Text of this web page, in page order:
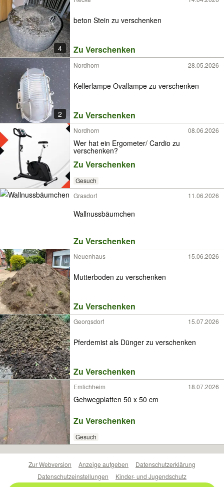
4
beton Stein zu verschenken
Zu Verschenken
2
Nordhorn 28.05.2026
Kellerlampe Ovallampe zu verschenken
Zu Verschenken
Nordhorn 08.06.2026
Wer hat ein Ergometer/ Cardio zu
verschenken?
Zu Verschenken
Gesuch
Grasdorf
11.06.2026
Wallnussbäumchen
Zu Verschenken
Neuenhaus 15.06.2026
Mutterboden zu verschenken
Zu Verschenken
Georgsdorf 15.07.2026
Pferdemist als Dünger zu verschenken
Zu Verschenken
Emlichheim 18.07.2026
Gehwegplatten 50 x 50 cm
Zu Verschenken
Gesuch
Zur Webversion Anzeige aufgeben
Datenschutzerklärung
Datenschutzeinstellungen
Kinder- und Jugendschutz